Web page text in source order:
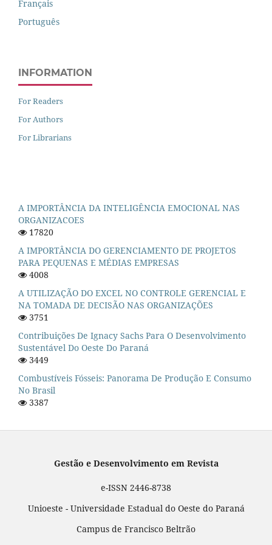
Français
Português
INFORMATION
For Readers
For Authors
For Librarians
A IMPORTÂNCIA DA INTELIGÊNCIA EMOCIONAL NAS
ORGANIZACOES
17820
A IMPORTÂNCIA DO GERENCIAMENTO DE PROJETOS
PARA PEQUENAS E MÉDIAS EMPRESAS
4008
A UTILIZAÇÃO DO EXCEL NO CONTROLE GERENCIAL E
NA TOMADA DE DECISÃO NAS ORGANIZAÇÕES
3751
Contribuições De Ignacy Sachs Para O Desenvolvimento
Sustentável Do Oeste Do Paraná
3449
Combustíveis Fósseis: Panorama De Produção E Consumo
No Brasil
3387
Gestão e Desenvolvimento em Revista
e-ISSN 2446-8738
Unioeste - Universidade Estadual do Oeste do Paraná
Campus de Francisco Beltrão